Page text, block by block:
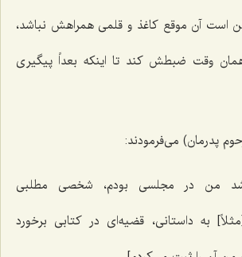
‌آن موقع کاغذ و قلمی همراهش نباشد،
وقت ضبطش کند تا اینکه بعداً پیگیری
پدرمان) می‌فرمودند:
من در مجلسی بودم، شخصی مطلبی
به داستانی، قضیه‌ای در کتابی برخورد